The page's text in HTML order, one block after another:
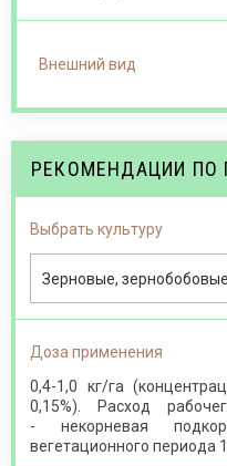
Внешний вид
РЕКОМЕНДАЦИИ ПО
Выбрать культуру
Зерновые,
Доза применения
0,4-1,0 кг/га
0,15%). Расход
- некорневая
вегетационного периода